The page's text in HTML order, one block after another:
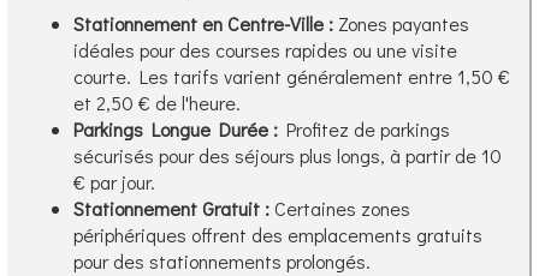
Stationnement en Centre-Ville : Zones payantes
idéales pour des courses rapides ou une visite
courte. Les tarifs varient généralement entre 1,50 €
et 2,50 € de l'heure.
Parkings Longue Durée : Profitez de parkings
sécurisés pour des séjours plus longs, à partir de 10
€ par jour.
Stationnement Gratuit :Certaines zones
périphériques offrent des emplacements gratuits
pour des stationnements prolongés.